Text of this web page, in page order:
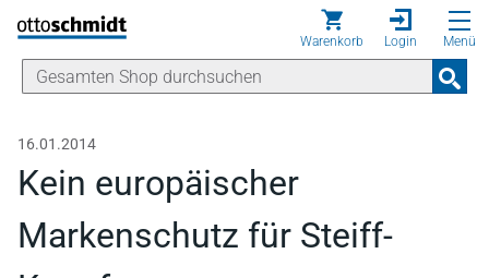
Direkt zum Inhalt
Warenkorb Login Menü
16.01.2014
Kein europäischer
Markenschutz für Steiff-